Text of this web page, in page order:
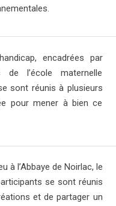
encadrées par
l’école maternelle
sont réunis à plusieurs
pour mener à bien ce
à l’Abbaye de Noirlac, le
se sont réunis
et de partager un